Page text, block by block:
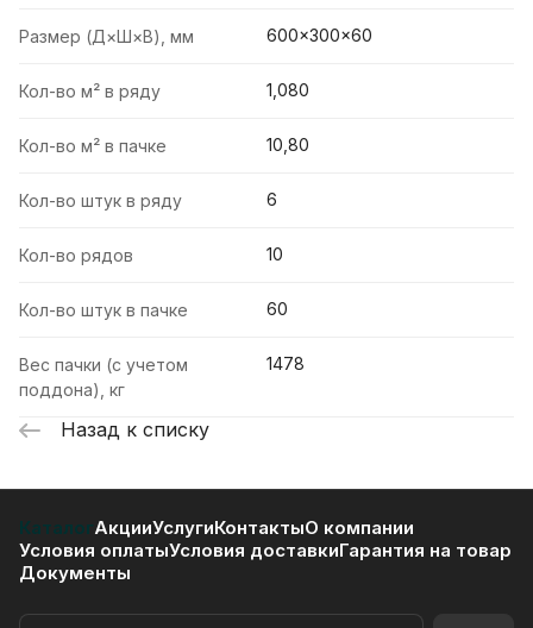
Размер (Д×Ш×В), мм 600×300×60
Кол-во м² в ряду 1,080
Кол-во м² в пачке 10,80
Кол-во штук в ряду 6
Кол-во рядов 10
Кол-во штук в пачке 60
Вес пачки (с учетом
поддона), кг
1478
Назад к списку
КаталогАкцииУслугиКонтактыО компании
Условия оплатыУсловия доставкиГарантия на товар
Документы